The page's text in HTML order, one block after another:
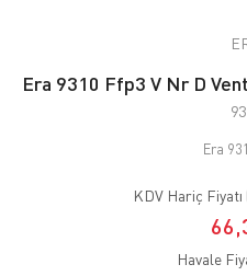
Era 9310 Ffp3 V Nr D
Era
KDV Hariç Fiyatı
Havale